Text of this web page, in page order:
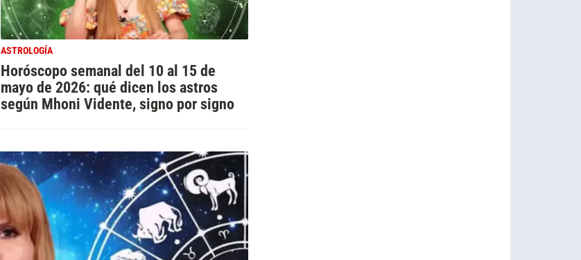
ASTROLOGÍA
Horóscopo semanal del 10 al 15 de
mayo de 2026: qué dicen los astros
según Mhoni Vidente, signo por signo